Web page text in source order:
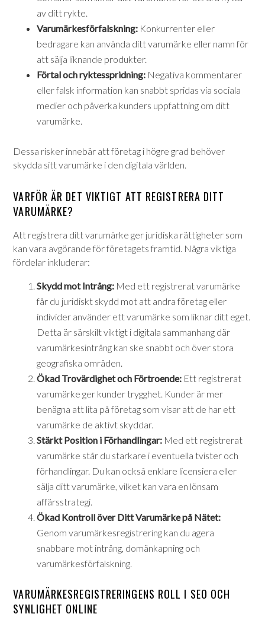
av ditt rykte.
Varumärkesförfalskning: Konkurrenter eller
bedragare kan använda ditt varumärke eller namn för
att sälja liknande produkter.
Förtal och ryktesspridning: Negativa kommentarer
eller falsk information kan snabbt spridas via sociala
medier och påverka kunders uppfattning om ditt
varumärke.
Dessa risker innebär att företag i högre grad behöver
skydda sitt varumärke i den digitala världen.
VARFÖR ÄR DET VIKTIGT ATT REGISTRERA DITT
VARUMÄRKE?
Att registrera ditt varumärke ger juridiska rättigheter som
kan vara avgörande för företagets framtid. Några viktiga
fördelar inkluderar:
Skydd mot Intrång: Med ett registrerat varumärke
får du juridiskt skydd mot att andra företag eller
individer använder ett varumärke som liknar ditt eget.
Detta är särskilt viktigt i digitala sammanhang där
varumärkesintrång kan ske snabbt och över stora
geografiska områden.
Ökad Trovärdighet och Förtroende: Ett registrerat
varumärke ger kunder trygghet. Kunder är mer
benägna att lita på företag som visar att de har ett
varumärke de aktivt skyddar.
Stärkt Position i Förhandlingar: Med ett registrerat
varumärke står du starkare i eventuella tvister och
förhandlingar. Du kan också enklare licensiera eller
sälja ditt varumärke, vilket kan vara en lönsam
affärsstrategi.
Ökad Kontroll över Ditt Varumärke på Nätet:
Genom varumärkesregistrering kan du agera
snabbare mot intrång, domänkapning och
varumärkesförfalskning.
VARUMÄRKESREGISTRERINGENS ROLL I SEO OCH
SYNLIGHET ONLINE